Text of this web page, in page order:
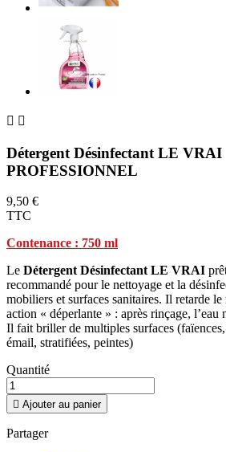
 
Détergent Désinfectant LE VRAI
PROFESSIONNEL
9,50 €
TTC
Contenance : 750 ml
Le Détergent Désinfectant LE VRAI
recommandé pour le nettoyage et la
mobiliers et surfaces sanitaires. Il retarde
action « déperlante » : après rinçage, l’eau
Il fait briller de multiples surfaces
émail, stratifiées, peintes)
Quantité
 Ajouter au panier
Partager